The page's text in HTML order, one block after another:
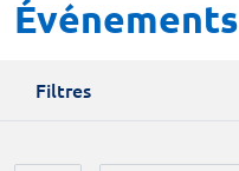
Événements
Filtres